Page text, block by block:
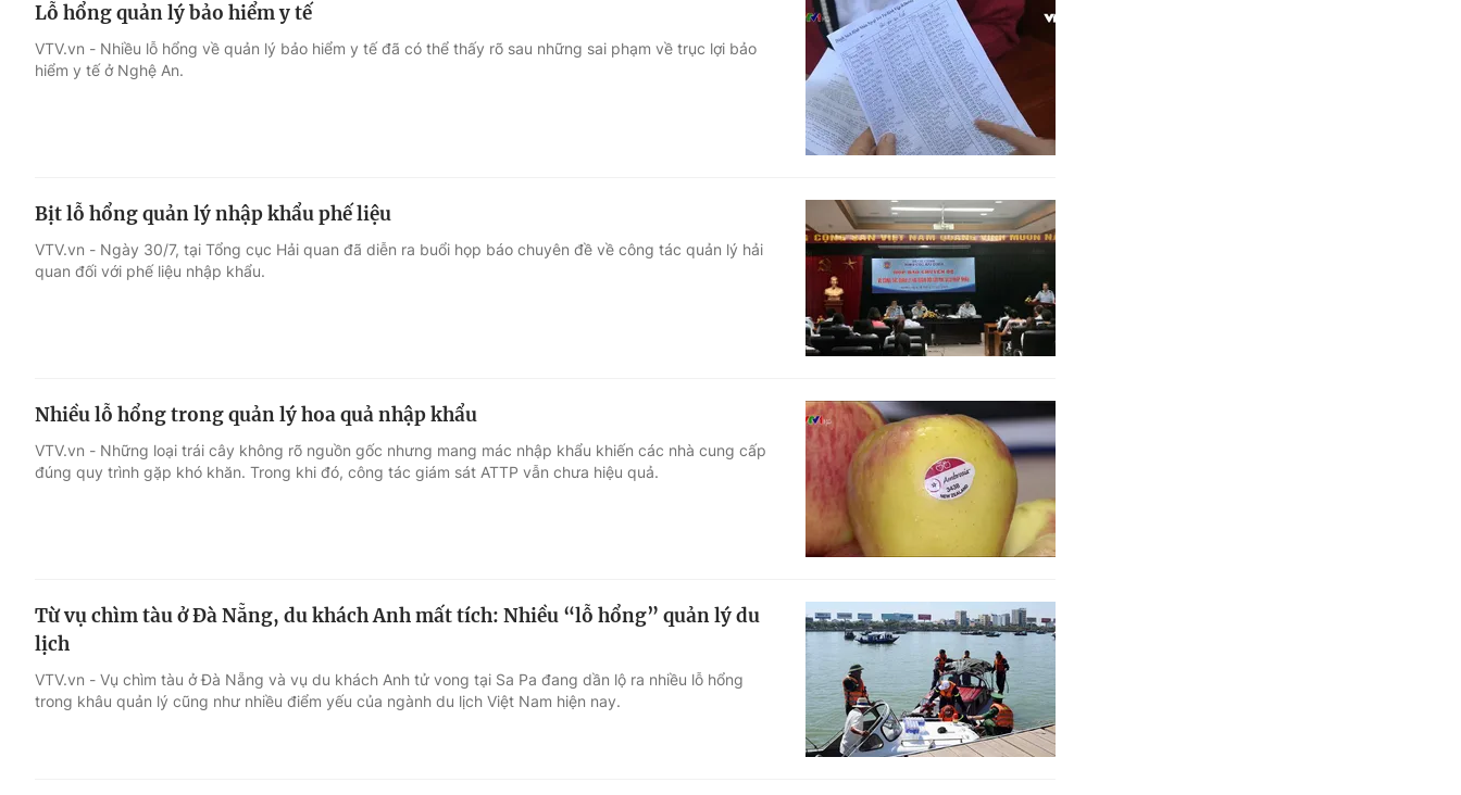
Lỗ hổng quản lý bảo hiểm y tế
VTV.vn - Nhiều lỗ hổng về quản lý bảo hiểm y tế đã có thể thấy rõ sau những sai phạm về trục lợi bảo
hiểm y tế ở Nghệ An.
Bịt lỗ hổng quản lý nhập khẩu phế liệu
VTV.vn - Ngày 30/7, tại Tổng cục Hải quan đã diễn ra buổi họp báo chuyên đề về công tác quản lý hải
quan đối với phế liệu nhập khẩu.
Nhiều lỗ hổng trong quản lý hoa quả nhập khẩu
VTV.vn - Những loại trái cây không rõ nguồn gốc nhưng mang mác nhập khẩu khiến các nhà cung cấp
đúng quy trình gặp khó khăn. Trong khi đó, công tác giám sát ATTP vẫn chưa hiệu quả.
Từ vụ chìm tàu ở Đà Nẵng, du khách Anh mất tích: Nhiều “lỗ hổng” quản lý du
lịch
VTV.vn - Vụ chìm tàu ở Đà Nẵng và vụ du khách Anh tử vong tại Sa Pa đang dần lộ ra nhiều lỗ hổng
trong khâu quản lý cũng như nhiều điểm yếu của ngành du lịch Việt Nam hiện nay.